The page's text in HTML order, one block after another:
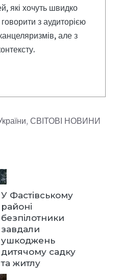
які хочуть швидко
з аудиторією
але з
, СВІТОВІ НОВИНИ
У Фастівському
районі
безпілотники
завдали
ушкоджень
дитячому садку
та житлу